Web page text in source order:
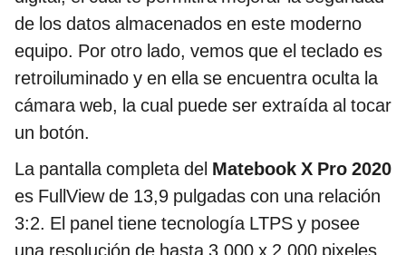
de los datos almacenados en este moderno
equipo. Por otro lado, vemos que el teclado es
retroiluminado y en ella se encuentra oculta la
cámara web, la cual puede ser extraída al tocar
un botón.
La pantalla completa del Matebook X Pro 2020
es FullView de 13,9 pulgadas con una relación
3:2. El panel tiene tecnología LTPS y posee